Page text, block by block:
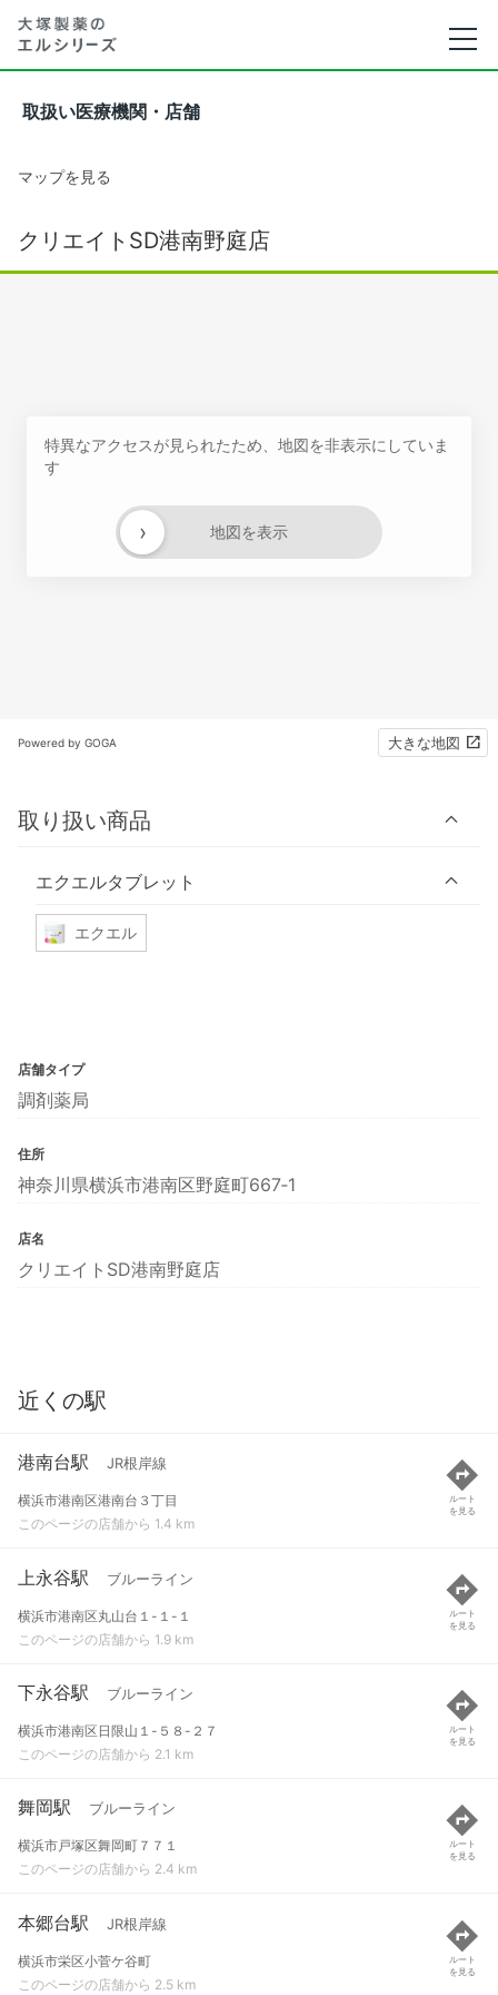
取扱い医療機関・店舗
マップを見る
クリエイトSD港南野庭店
特異なアクセスが見られたため、地図を非表示にしていま
す
地図を表示
›
Powered by GOGA 大きな地図
取り扱い商品
エクエルタブレット
エクエル
店舗タイプ
調剤薬局
住所
神奈川県横浜市港南区野庭町667‐1
店名
クリエイトSD港南野庭店
近くの駅
港南台駅 JR根岸線
横浜市港南区港南台３丁目
このページの店舗から 1.4 km
ルート
を見る
上永谷駅 ブルーライン
横浜市港南区丸山台１-１-１
このページの店舗から 1.9 km
ルート
を見る
下永谷駅 ブルーライン
横浜市港南区日限山１-５８-２７
このページの店舗から 2.1 km
ルート
を見る
舞岡駅 ブルーライン
横浜市戸塚区舞岡町７７１
このページの店舗から 2.4 km
ルート
を見る
本郷台駅 JR根岸線
横浜市栄区小菅ケ谷町
このページの店舗から 2.5 km
ルート
を見る